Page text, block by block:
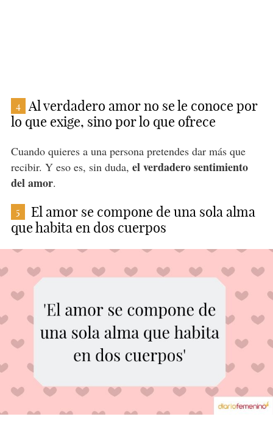
4
Al verdadero amor no se le conoce por
lo que exige, sino por lo que ofrece
Cuando quieres a una persona pretendes dar más que
recibir. Y eso es, sin duda, el verdadero sentimiento
del amor.
5
El amor se compone de una sola alma
que habita en dos cuerpos